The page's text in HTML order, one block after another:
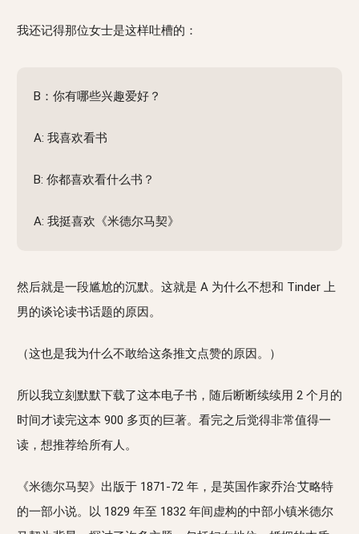
我还记得那位女士是这样吐槽的：
B：你有哪些兴趣爱好？
A: 我喜欢看书
B: 你都喜欢看什么书？
A: 我挺喜欢《米德尔马契》
然后就是一段尴尬的沉默。这就是 A 为什么不想和 Tinder 上
男的谈论读书话题的原因。
（这也是我为什么不敢给这条推文点赞的原因。）
所以我立刻默默下载了这本电子书，随后断断续续用 2 个月的
时间才读完这本 900 多页的巨著。看完之后觉得非常值得一
读，想推荐给所有人。
《米德尔马契》出版于 1871-72 年，是英国作家乔治·艾略特
的一部小说。以 1829 年至 1832 年间虚构的中部小镇米德尔